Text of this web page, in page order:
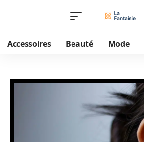
Accessoires Beauté Mode